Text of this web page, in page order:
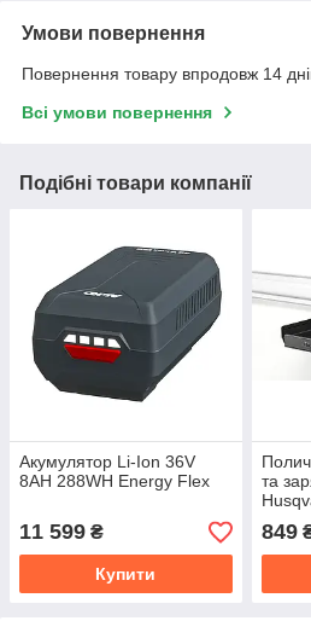
Умови повернення
Повернення товару впродовж 14
Всі умови повернення
Подібні товари компанії
Акумулятор Li-Ion 36V
8AH 288WH Energy Flex
11 599 ₴
Купити
та
849